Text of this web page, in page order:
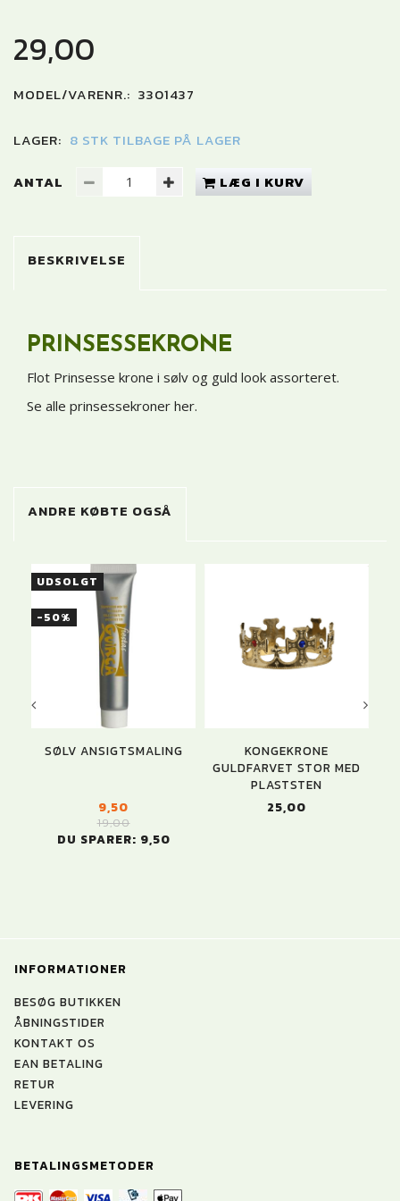
29,00
MODEL/VARENR.: 3301437
LAGER: 8 STK TILBAGE PÅ LAGER
ANTAL LÆG I KURV
BESKRIVELSE
PRINSESSEKRONE
Flot Prinsesse krone i sølv og guld look assorteret.
Se alle prinsessekroner her.
ANDRE KØBTE OGSÅ
UDSOLGT
-50%
SØLV ANSIGTSMALING
9,50
19,00
DU SPARER: 9,50
KONGEKRONE
GULDFARVET STOR MED
PLASTSTEN
25,00
INFORMATIONER
BESØG BUTIKKEN
ÅBNINGSTIDER
KONTAKT OS
EAN BETALING
RETUR
LEVERING
BETALINGSMETODER